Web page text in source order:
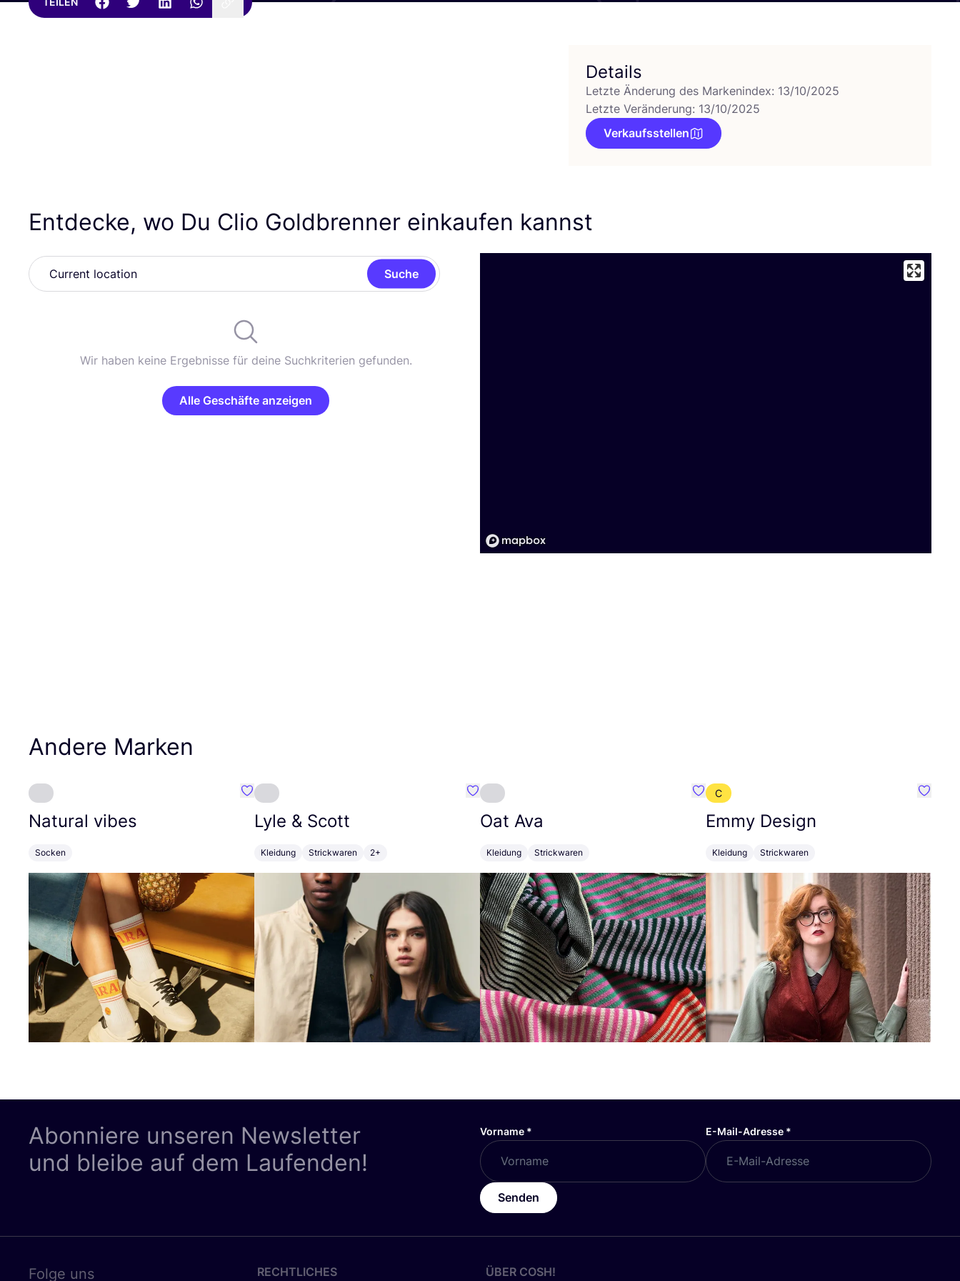
Details
Letzte Änderung des Markenindex: 13/10/2025
Letzte Veränderung: 13/10/2025
Verkaufsstellen
Entdecke, wo Du Clio Goldbrenner einkaufen kannst
Suche
Wir haben keine Ergebnisse für deine Suchkriterien gefunden.
Alle Geschäfte anzeigen
Andere Marken
Natural vibes
Socken
Favorit Natural vibes
Lyle & Scott
Kleidung Strickwaren 2+
Favorit Lyle & Scott
Oat Ava
Kleidung Strickwaren
Favorit Oat Ava
C
Emmy Design
Kleidung Strickwaren
Favorit
Abonniere unseren Newsletter
und bleibe auf dem Laufenden!
Vorname * E-Mail-Adresse *
Senden
Folge uns RECHTLICHES ÜBER COSH!